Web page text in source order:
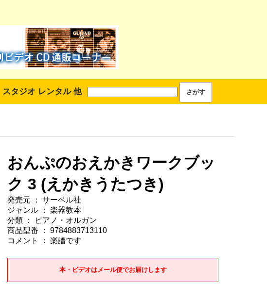
スタジオ レンタル 他
おんぷのおえかきワークブッ
ク 3 (えかきうたつき)
発売元 ： サーベル社
ジャンル ： 楽器教本
分類 ： ピアノ・オルガン
商品型番 ： 9784883713110
コメント ： 楽譜です
本・ビデオはメール便でお届けします